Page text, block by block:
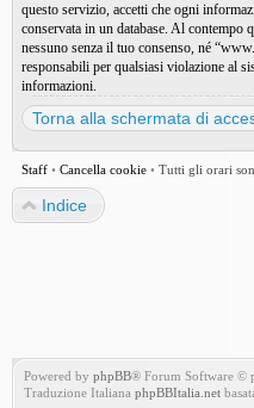
questo servizio, accetti che ogni
conservata in un database. Al contempo
nessuno senza il tuo consenso, né
responsabili per qualsiasi violazione al
informazioni.
Torna alla schermata di
Staff • Cancella cookie • Tutti gli orari
Indice
Powered by phpBB® Forum Software ©
Traduzione Italiana phpBBItalia.net